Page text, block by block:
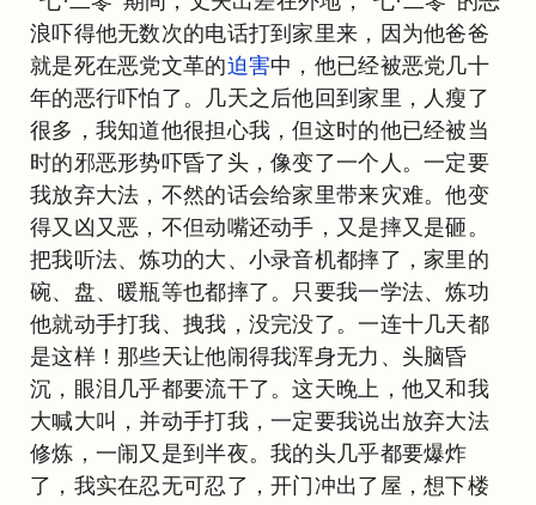
浪吓得他无数次的电话打到家里来，因为他爸爸
就是死在恶党文革的迫害中，他已经被恶党几十
年的恶行吓怕了。几天之后他回到家里，人瘦了
很多，我知道他很担心我，但这时的他已经被当
时的邪恶形势吓昏了头，像变了一个人。一定要
我放弃大法，不然的话会给家里带来灾难。他变
得又凶又恶，不但动嘴还动手，又是摔又是砸。
把我听法、炼功的大、小录音机都摔了，家里的
碗、盘、暖瓶等也都摔了。只要我一学法、炼功
他就动手打我、拽我，没完没了。一连十几天都
是这样！那些天让他闹得我浑身无力、头脑昏
沉，眼泪几乎都要流干了。这天晚上，他又和我
大喊大叫，并动手打我，一定要我说出放弃大法
修炼，一闹又是到半夜。我的头几乎都要爆炸
了，我实在忍无可忍了，开门冲出了屋，想下楼